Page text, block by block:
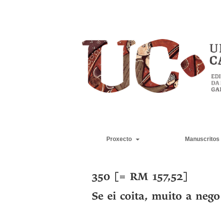
Proxecto Manuscritos
350 [= RM 157,52]
Se ei coita, muito a